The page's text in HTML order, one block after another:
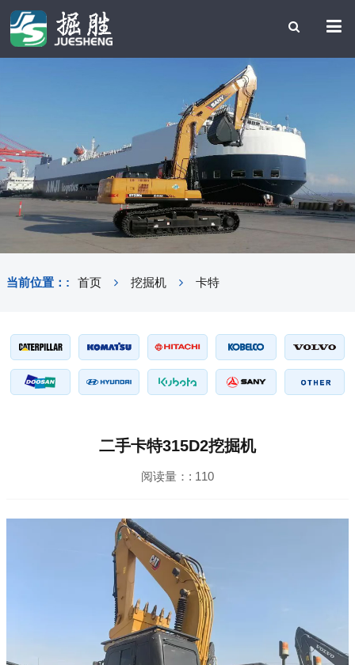
当前位置：: 首页 挖掘机 卡特
二手卡特315D2挖掘机
阅读量：: 110